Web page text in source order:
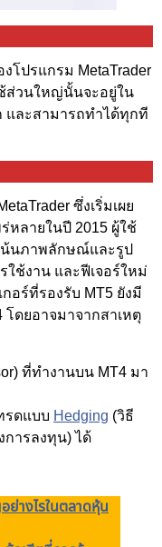
โปรแกรม MetaTrader
ช้ส่วนใหญ่นั้นจะอยู่ใน
และสามารถทำได้ทุกที
ซึ่งเริ่มเผย
หลายในปี 2015 ผู้ใช้
น้นภาพลักษณ์และรูป
ใช้งาน และฟีเจอร์ใหม่
อร์ที่รองรับ MT5 ยังมี
ดยอาจมาจากสาเหตุ
ที่ทำงานบน MT4 มา
รดแบบ Hedging (วิธี
การลงทุน) ได้
ย่างไรในตลาดหุ้น